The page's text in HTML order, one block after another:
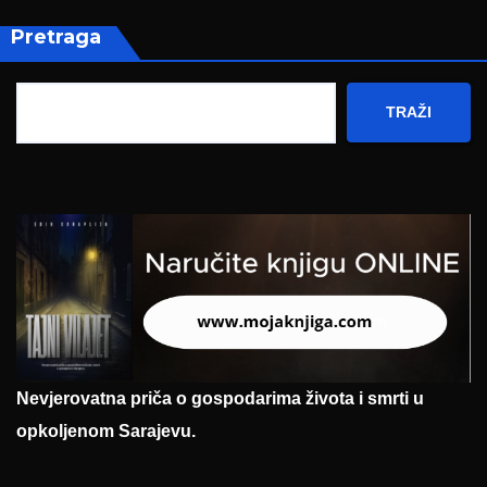
Pretraga
TRAŽI
Nevjerovatna priča o gospodarima života i smrti u
opkoljenom Sarajevu.